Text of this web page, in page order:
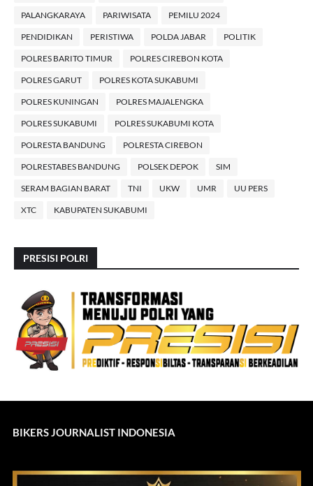
PALANGKARAYA PARIWISATA PEMILU 2024
PENDIDIKAN PERISTIWA POLDA JABAR POLITIK
POLRES BARITO TIMUR POLRES CIREBON KOTA
POLRES GARUT POLRES KOTA SUKABUMI
POLRES KUNINGAN POLRES MAJALENGKA
POLRES SUKABUMI POLRES SUKABUMI KOTA
POLRESTA BANDUNG POLRESTA CIREBON
POLRESTABES BANDUNG POLSEK DEPOK SIM
SERAM BAGIAN BARAT TNI UKW UMR UU PERS
XTC KABUPATEN SUKABUMI
PRESISI POLRI
BIKERS JOURNALIST INDONESIA